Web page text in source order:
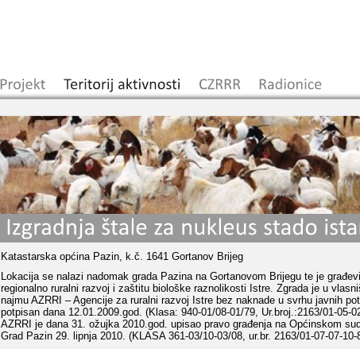
Katastarska općina Pazin, k.č. 1641 Gortanov Brijeg
Lokacija se nalazi nadomak grada Pazina na Gortanovom Brijegu te je
regionalno ruralni razvoj i zaštitu biološke raznolikosti Istre. Zgrada je u
najmu AZRRI – Agencije za ruralni razvoj Istre bez naknade u svrhu javnih
potpisan dana 12.01.2009.god. (Klasa: 940-01/08-01/79, Ur.broj.:2163/01-05-
AZRRI je dana 31. ožujka 2010.god. upisao pravo građenja na Općinskom
Grad Pazin 29. lipnja 2010. (KLASA 361-03/10-03/08, ur.br. 2163/01-07-07-10-